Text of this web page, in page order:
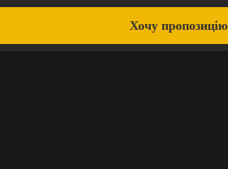
Хочу пропозицію